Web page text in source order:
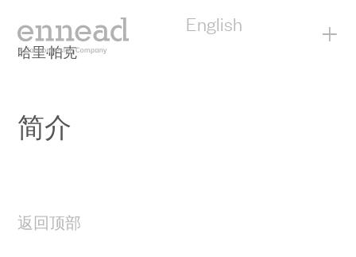
English +
哈里·帕克
简介
返回顶部